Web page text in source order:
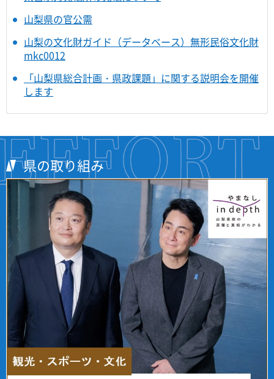
山梨県の官公需
山梨の文化財ガイド（データベース）無形民俗文化財
mkc0012
「山梨県総合計画・県政課題」に関する説明会を開催
します
県の取り組み